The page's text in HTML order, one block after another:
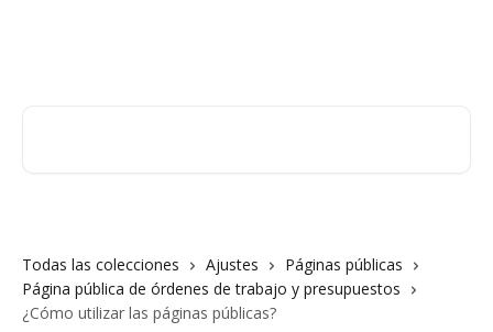
Todas las colecciones Ajustes
Páginas públicas
Página pública de órdenes de trabajo y presupuestos
¿Cómo utilizar las páginas públicas?